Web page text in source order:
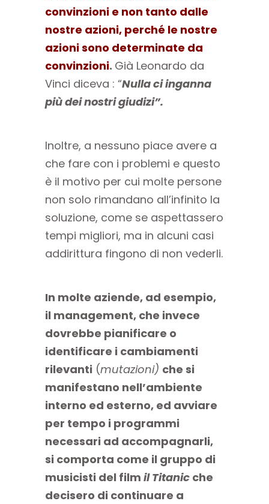
convinzioni e non tanto dalle
nostre azioni, perché le nostre
azioni sono determinate da
convinzioni. Già Leonardo da
Vinci diceva : “Nulla ci inganna
più dei nostri giudizi”.
Inoltre, a nessuno piace avere a
che fare con i problemi e questo
è il motivo per cui molte persone
non solo rimandano all’infinito la
soluzione, come se aspettassero
tempi migliori, ma in alcuni casi
addirittura fingono di non vederli.
In molte aziende, ad esempio,
il management, che invece
dovrebbe pianificare o
identificare i cambiamenti
rilevanti (mutazioni) che si
manifestano nell’ambiente
interno ed esterno, ed avviare
per tempo i programmi
necessari ad accompagnarli,
si comporta come il gruppo di
musicisti del film il Titanic che
decisero di continuare a